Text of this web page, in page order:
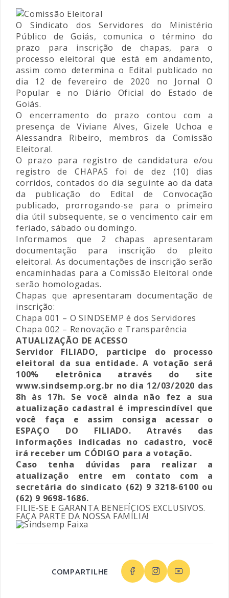
O Sindicato dos Servidores do Ministério
Público de Goiás, comunica o término do
prazo para inscrição de chapas, para o
processo eleitoral que está em andamento,
assim como determina o Edital publicado no
dia 12 de fevereiro de 2020 no Jornal O
Popular e no Diário Oficial do Estado de
Goiás.
O encerramento do prazo contou com a
presença de Viviane Alves, Gizele Uchoa e
Alessandra Ribeiro, membros da Comissão
Eleitoral.
O prazo para registro de candidatura e/ou
registro de CHAPAS foi de dez (10) dias
corridos, contados do dia seguinte ao da data
da publicação do Edital de Convocação
publicado, prorrogando-se para o primeiro
dia útil subsequente, se o vencimento cair em
feriado, sábado ou domingo.
Informamos que 2 chapas apresentaram
documentação para inscrição do pleito
eleitoral. As documentações de inscrição serão
encaminhadas para a Comissão Eleitoral onde
serão homologadas.
Chapas que apresentaram documentação de
inscrição:
Chapa 001 – O SINDSEMP é dos Servidores
Chapa 002 – Renovação e Transparência
ATUALIZAÇÃO DE ACESSO
Servidor FILIADO, participe do processo
eleitoral da sua entidade. A votação será
100% eletrônica através do site
www.sindsemp.org.br no dia 12/03/2020 das
8h às 17h. Se você ainda não fez a sua
atualização cadastral é imprescindível que
você faça e assim consiga acessar o
ESPAÇO DO FILIADO. Através das
informações indicadas no cadastro, você
irá receber um CÓDIGO para a votação.
Caso tenha dúvidas para realizar a
atualização entre em contato com a
secretária do sindicato (62) 9 3218-6100 ou
(62) 9 9698-1686.
FILIE-SE E GARANTA BENEFÍCIOS EXCLUSIVOS.
FAÇA PARTE DA NOSSA FAMÍLIA!
COMPARTILHE